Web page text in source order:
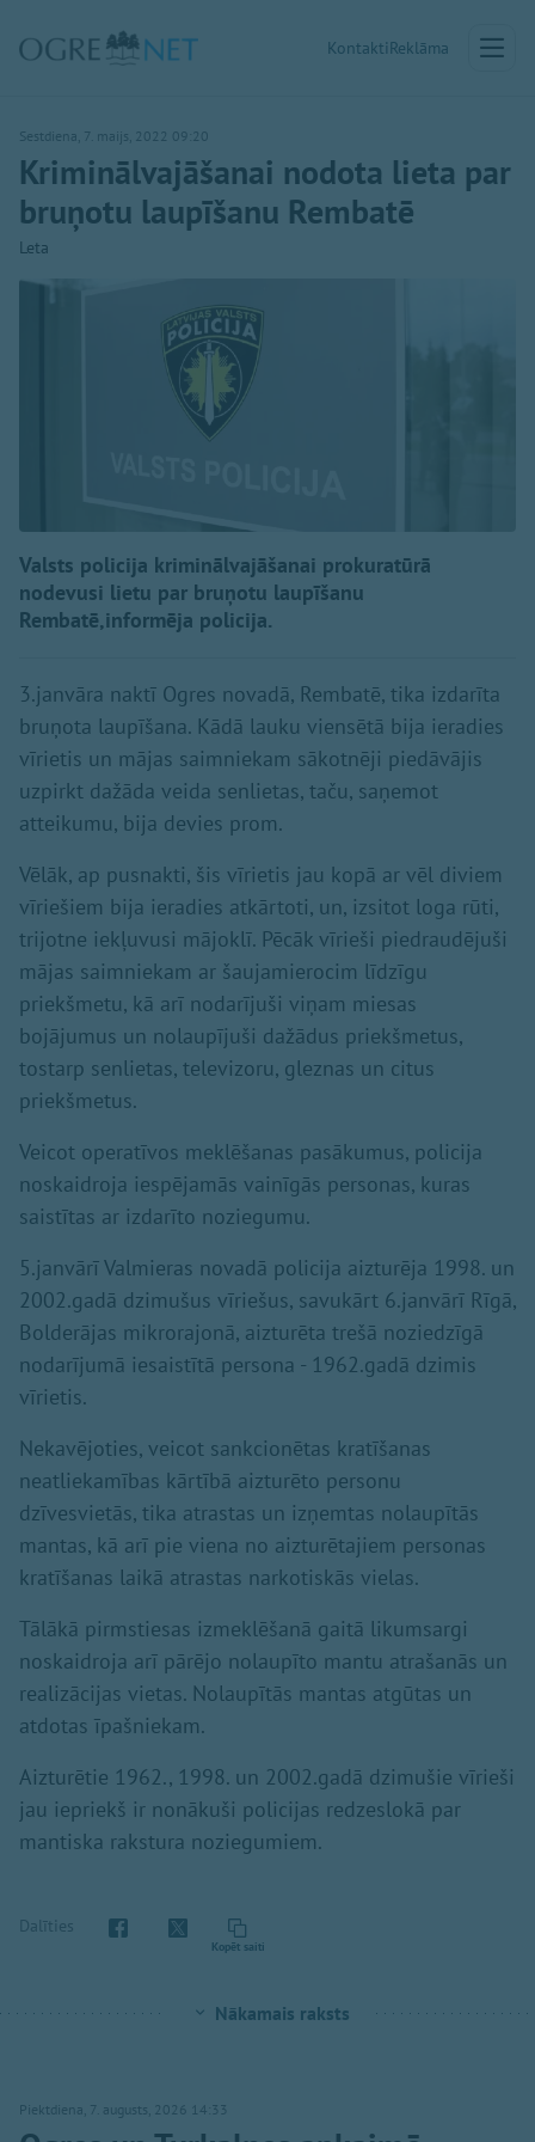
KontaktiReklāma
Sestdiena, 7. maijs, 2022 09:20
Kriminālvajāšanai nodota lieta par
bruņotu laupīšanu Rembatē
Leta
Valsts policija kriminālvajāšanai prokuratūrā
nodevusi lietu par bruņotu laupīšanu
Rembatē,informēja policija.
3.janvāra naktī Ogres novadā, Rembatē, tika izdarīta
bruņota laupīšana. Kādā lauku viensētā bija ieradies
vīrietis un mājas saimniekam sākotnēji piedāvājis
uzpirkt dažāda veida senlietas, taču, saņemot
atteikumu, bija devies prom.
Vēlāk, ap pusnakti, šis vīrietis jau kopā ar vēl diviem
vīriešiem bija ieradies atkārtoti, un, izsitot loga rūti,
trijotne iekļuvusi mājoklī. Pēcāk vīrieši piedraudējuši
mājas saimniekam ar šaujamierocim līdzīgu
priekšmetu, kā arī nodarījuši viņam miesas
bojājumus un nolaupījuši dažādus priekšmetus,
tostarp senlietas, televizoru, gleznas un citus
priekšmetus.
Veicot operatīvos meklēšanas pasākumus, policija
noskaidroja iespējamās vainīgās personas, kuras
saistītas ar izdarīto noziegumu.
5.janvārī Valmieras novadā policija aizturēja 1998. un
2002.gadā dzimušus vīriešus, savukārt 6.janvārī Rīgā,
Bolderājas mikrorajonā, aizturēta trešā noziedzīgā
nodarījumā iesaistītā persona - 1962.gadā dzimis
vīrietis.
Nekavējoties, veicot sankcionētas kratīšanas
neatliekamības kārtībā aizturēto personu
dzīvesvietās, tika atrastas un izņemtas nolaupītās
mantas, kā arī pie viena no aizturētajiem personas
kratīšanas laikā atrastas narkotiskās vielas.
Tālākā pirmstiesas izmeklēšanā gaitā likumsargi
noskaidroja arī pārējo nolaupīto mantu atrašanās un
realizācijas vietas. Nolaupītās mantas atgūtas un
atdotas īpašniekam.
Aizturētie 1962., 1998. un 2002.gadā dzimušie vīrieši
jau iepriekš ir nonākuši policijas redzeslokā par
mantiska rakstura noziegumiem.
Dalīties
Kopēt saiti
Nākamais raksts
Piektdiena, 7. augusts, 2026 14:33